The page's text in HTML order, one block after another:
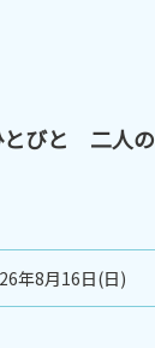
とびと 二人の
年8月16日(日)